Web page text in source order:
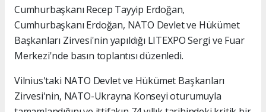
Cumhurbaşkanı Recep Tayyip Erdoğan,
Cumhurbaşkanı Erdoğan, NATO Devlet ve Hükümet
Başkanları Zirvesi'nin yapıldığı LITEXPO Sergi ve Fuar
Merkezi'nde basın toplantısı düzenledi.
Vilnius'taki NATO Devlet ve Hükümet Başkanları
Zirvesi'nin, NATO-Ukrayna Konseyi oturumuyla